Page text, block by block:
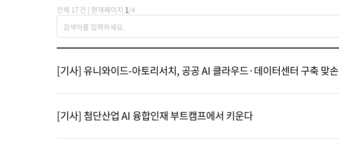
전체 17 건 | 현재페이지 1/4
[기사] 유니와이드-아토리서치, 공공 AI 클라우드·데이터센터 구축 맞손
[기사] 첨단산업 AI 융합인재 부트캠프에서 키운다